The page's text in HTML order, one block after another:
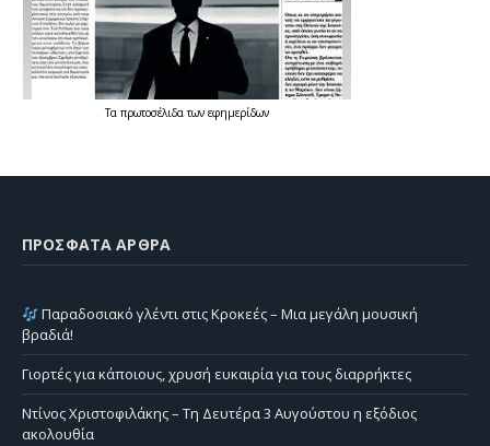
Τα πρωτοσέλιδατων εφημερίδων
ΠΡΌΣΦΑΤΑ ΆΡΘΡΑ
Παραδοσιακό γλέντι στις Κροκεές – Μια μεγάλη μουσική
βραδιά!
Γιορτές για κάποιους, χρυσή ευκαιρία για τους διαρρήκτες
Ντίνος Χριστοφιλάκης – Τη Δευτέρα 3 Αυγούστου η εξόδιος
ακολουθία